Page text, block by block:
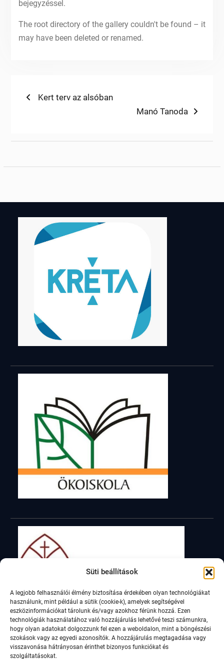
Süti beállítások
A legjobb felhasználói élmény biztosítása érdekében olyan technológiákat
használunk, mint például a sütik (cookie-k), amelyek segítségével
eszközinformációkat tárolunk és/vagy azokhoz férünk hozzá. Ezen
technológiák használatához való hozzájárulás lehetővé teszi számunkra,
hogy olyan adatokat dolgozzunk fel ezen a weboldalon, mint a böngészési
szokások vagy az egyedi azonosítók. A hozzájárulás megtagadása vagy
visszavonása hátrányosan érinthet bizonyos funkciókat és
szolgáltatásokat.
bejegyzéssel.
The root directory of the gallery couldn't be found – it
may have been deleted or renamed.
Bejegyzés
Previous
Kert terv az alsóban
Next
Manó Tanoda